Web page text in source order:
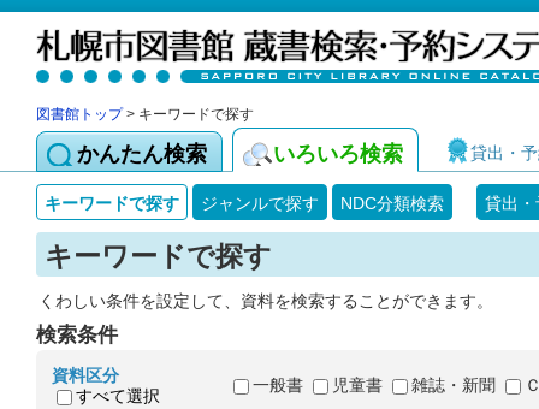
図書館トップ> キーワードで探す
かんたん検索 いろいろ検索 貸出・
キーワードで探す ジャンルで探す NDC分類検索 貸出
キーワードで探す
くわしい条件を設定して、資料を検索することができます。
検索条件
資料区分
すべて選択
一般書 児童書 雑誌・新聞